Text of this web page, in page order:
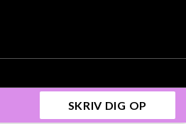
SKRIV DIG OP